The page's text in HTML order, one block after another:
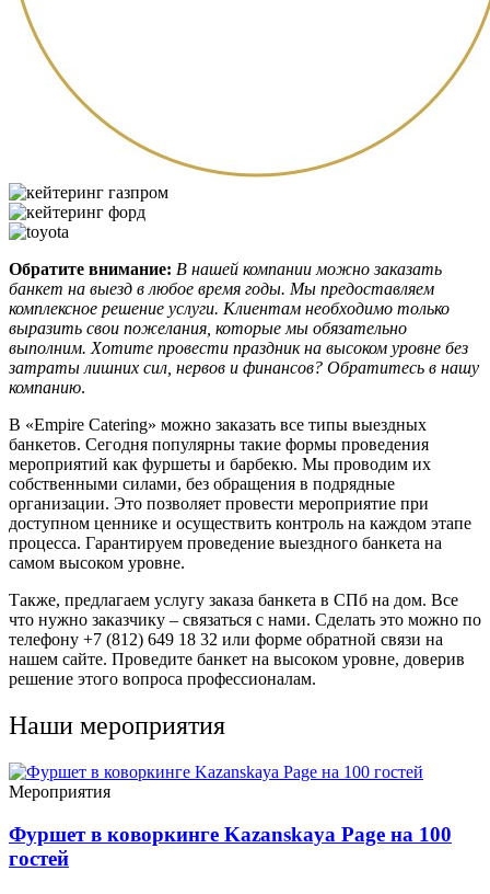
Обратите внимание: В нашей компании можно заказать
банкет на выезд в любое время годы. Мы предоставляем
комплексное решение услуги. Клиентам необходимо только
выразить свои пожелания, которые мы обязательно
выполним. Хотите провести праздник на высоком уровне без
затраты лишних сил, нервов и финансов? Обратитесь в нашу
компанию.
В «Empire Catering» можно заказать все типы выездных
банкетов. Сегодня популярны такие формы проведения
мероприятий как фуршеты и барбекю. Мы проводим их
собственными силами, без обращения в подрядные
организации. Это позволяет провести мероприятие при
доступном ценнике и осуществить контроль на каждом этапе
процесса. Гарантируем проведение выездного банкета на
самом высоком уровне.
Также, предлагаем услугу заказа банкета в СПб на дом. Все
что нужно заказчику – связаться с нами. Сделать это можно по
телефону +7 (812) 649 18 32 или форме обратной связи на
нашем сайте. Проведите банкет на высоком уровне, доверив
решение этого вопроса профессионалам.
Наши мероприятия
Мероприятия
Фуршет в коворкинге Kazanskaya Page на 100
гостей